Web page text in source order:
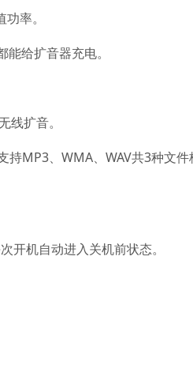
率。
给扩音器充电。
扩音。
MP3、WMA、WAV共3种文
开机自动进入关机前状态。